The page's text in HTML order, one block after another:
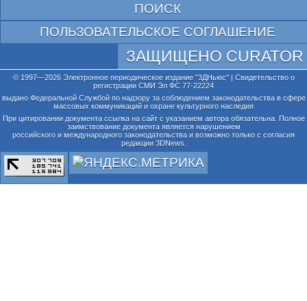
ПОИСК
ПОЛЬЗОВАТЕЛЬСКОЕ СОГЛАШЕНИЕ
ЗАЩИЩЕНО CURATOR
© 1997—2026 Электронное периодическое издание "3ДНьюс" | Свидетельство о
регистрации СМИ Эл ФС 77-22224
выдано Федеральной Службой по надзору за соблюдением законодательства в сфере
массовых коммуникаций и охране культурного наследия
При цитировании документа ссылка на сайт с указанием автора обязательна. Полное
заимствование документа является нарушением
российского и международного законодательства и возможно только с согласия
редакции 3DNews.